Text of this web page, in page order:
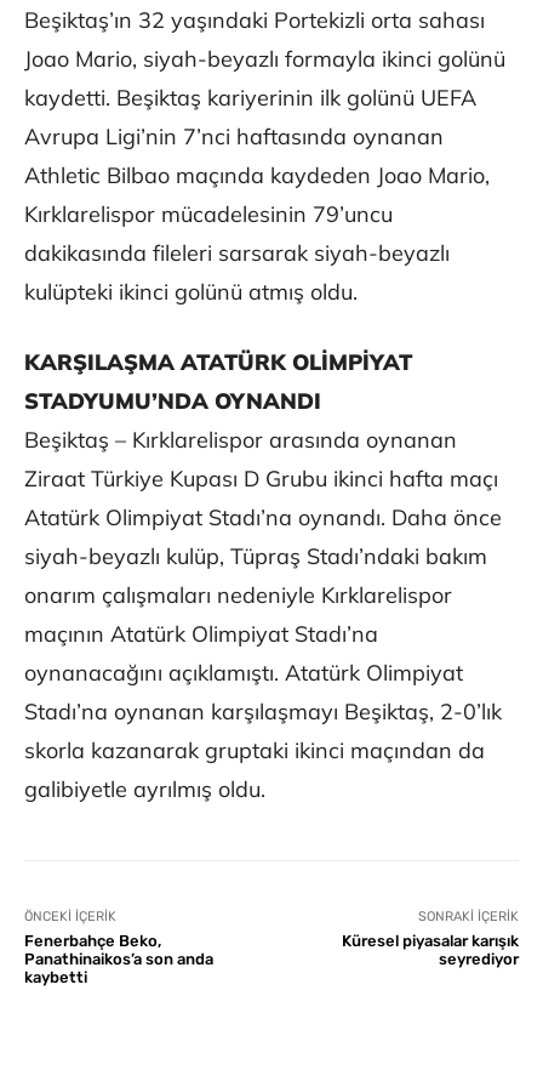
Beşiktaş’ın 32 yaşındaki Portekizli orta sahası
Joao Mario, siyah-beyazlı formayla ikinci golünü
kaydetti. Beşiktaş kariyerinin ilk golünü UEFA
Avrupa Ligi’nin 7’nci haftasında oynanan
Athletic Bilbao maçında kaydeden Joao Mario,
Kırklarelispor mücadelesinin 79’uncu
dakikasında fileleri sarsarak siyah-beyazlı
kulüpteki ikinci golünü atmış oldu.
KARŞILAŞMA ATATÜRK OLİMPİYAT
STADYUMU’NDA OYNANDI
Beşiktaş – Kırklarelispor arasında oynanan
Ziraat Türkiye Kupası D Grubu ikinci hafta maçı
Atatürk Olimpiyat Stadı’na oynandı. Daha önce
siyah-beyazlı kulüp, Tüpraş Stadı’ndaki bakım
onarım çalışmaları nedeniyle Kırklarelispor
maçının Atatürk Olimpiyat Stadı’na
oynanacağını açıklamıştı. Atatürk Olimpiyat
Stadı’na oynanan karşılaşmayı Beşiktaş, 2-0’lık
skorla kazanarak gruptaki ikinci maçından da
galibiyetle ayrılmış oldu.
ÖNCEKI İÇERIK
Fenerbahçe Beko,
Panathinaikos’a son anda
kaybetti
SONRAKI İÇERIK
Küresel piyasalar karışık
seyrediyor